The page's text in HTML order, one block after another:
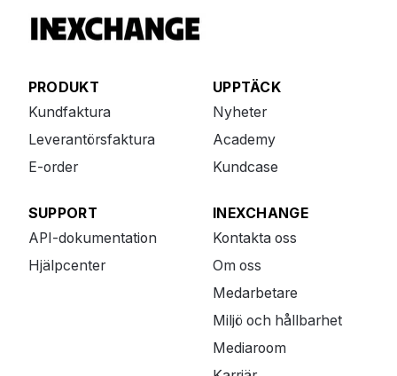
PRODUKT
Kundfaktura
Leverantörsfaktura
E-order
UPPTÄCK
Nyheter
Academy
Kundcase
SUPPORT
API-dokumentation
Hjälpcenter
INEXCHANGE
Kontakta oss
Om oss
Medarbetare
Miljö och hållbarhet
Mediaroom